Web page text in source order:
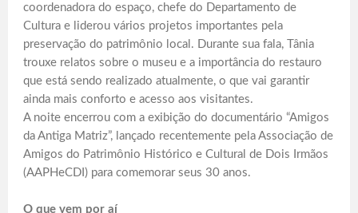
coordenadora do espaço, chefe do Departamento de
Cultura e liderou vários projetos importantes pela
preservação do patrimônio local. Durante sua fala, Tânia
trouxe relatos sobre o museu e a importância do restauro
que está sendo realizado atualmente, o que vai garantir
ainda mais conforto e acesso aos visitantes.
A noite encerrou com a exibição do documentário “Amigos
da Antiga Matriz”, lançado recentemente pela Associação de
Amigos do Patrimônio Histórico e Cultural de Dois Irmãos
(AAPHeCDI) para comemorar seus 30 anos.
O que vem por aí